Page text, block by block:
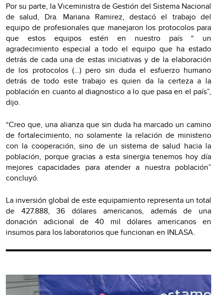
Por su parte, la Viceministra de Gestión del Sistema Nacional
de salud, Dra. Mariana Ramirez, destacó el trabajo del
equipo de profesionales que manejaron los protocolos para
que estos equipos estén en nuestro país “ un
agradecimiento especial a todo el equipo que ha estado
detrás de cada una de estas iniciativas y de la elaboración
de los protocolos (…) pero sin duda el esfuerzo humano
detrás de todo este trabajo es quien da la certeza a la
población en cuanto al diagnostico a lo que pasa en el país”,
dijo.
“Creo que, una alianza que sin duda ha marcado un camino
de fortalecimiento, no solamente la relación de ministerio
con la cooperación, sino de un sistema de salud hacia la
población, porque gracias a esta sinergia tenemos hoy día
mejores capacidades para atender a nuestra población”
concluyó.
La inversión global de este equipamiento representa un total
de 427.888, 36 dólares americanos, además de una
donación adicional de 40 mil dólares americanos en
insumos para los laboratorios que funcionan en INLASA.